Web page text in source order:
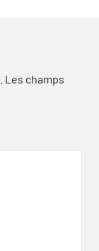
Les champs